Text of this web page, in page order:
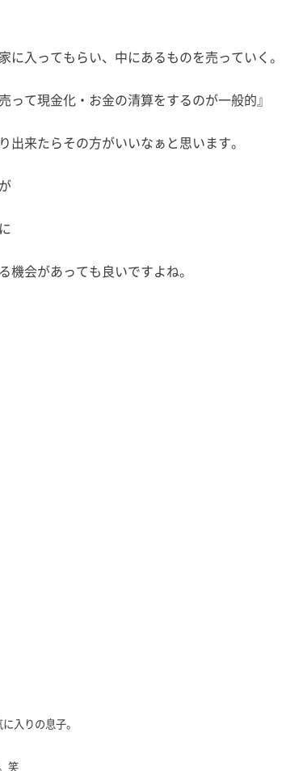
に入ってもらい、中にあるものを売っていく。
って現金化・お金の清算をするのが一般的』
来たらその方がいいなぁと思います。
機会があっても良いですよね。
入りの息子。
笑